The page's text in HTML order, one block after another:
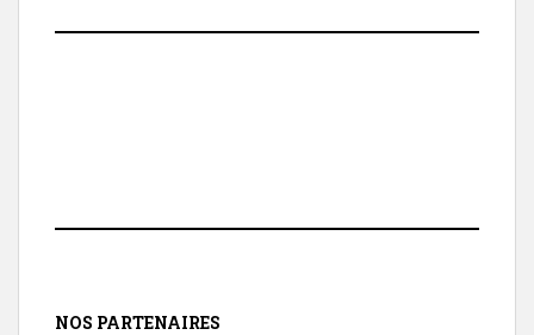
NOS PARTENAIRES